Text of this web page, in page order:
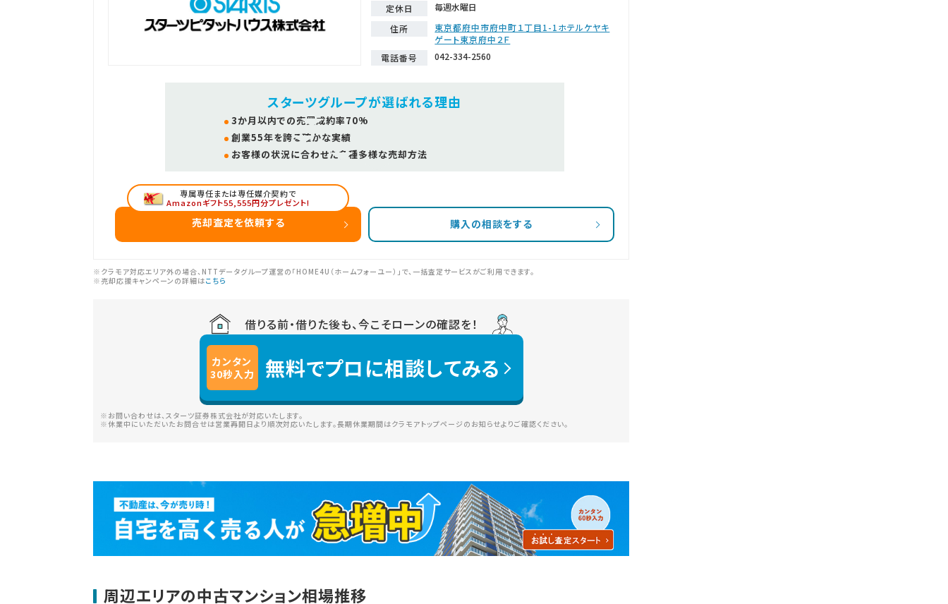
定休日
毎週水曜日
住所
東京都府中市府中町１丁目1-1ホテルケヤキ
ゲート東京府中２Ｆ
電話番号
042-334-2560
スターツグループが選ばれる理由
3か月以内での売買成約率70%
創業55年を誇る確かな実績
お客様の状況に合わせた多種多様な売却方法
専属専任または専任媒介契約で
Amazonギフト55,555円分プレゼント!
売却査定を依頼する 購入の相談をする
※クラモア対応エリア外の場合、NTTデータグループ運営の「HOME4U（ホームフォーユー）」で、一括査定サービスがご利用できます。
※売却応援キャンペーンの詳細はこちら
借りる前・借りた後も、今こそローンの確認を！
カンタン
30秒入力 無料でプロに相談してみる
※お問い合わせは、スターツ証券株式会社が対応いたします。
※休業中にいただいたお問合せは営業再開日より順次対応いたします。長期休業期間はクラモアトップページのお知らせよりご確認ください。
周辺エリアの中古マンション相場推移